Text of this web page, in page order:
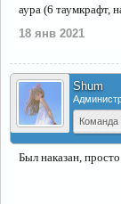
аура (6 таумкрафт,
18 янв 2021
Shum
Был наказан,